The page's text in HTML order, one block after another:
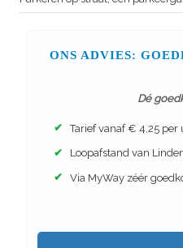
ONS ADVIES:
Dé
✔ Tarief vanaf € 4,25 per
✔ Loopafstand van
✔ Via MyWay zéér